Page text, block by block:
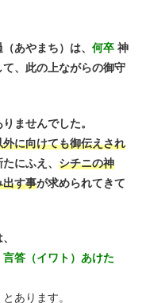
あやまち）は、 何卒 神
、此の上ながらの御守
ませんでした。
に向けても御伝えされ
にふえ、 シチニの神
出す事が求められてきて
答（イワト）あけた
とあります。